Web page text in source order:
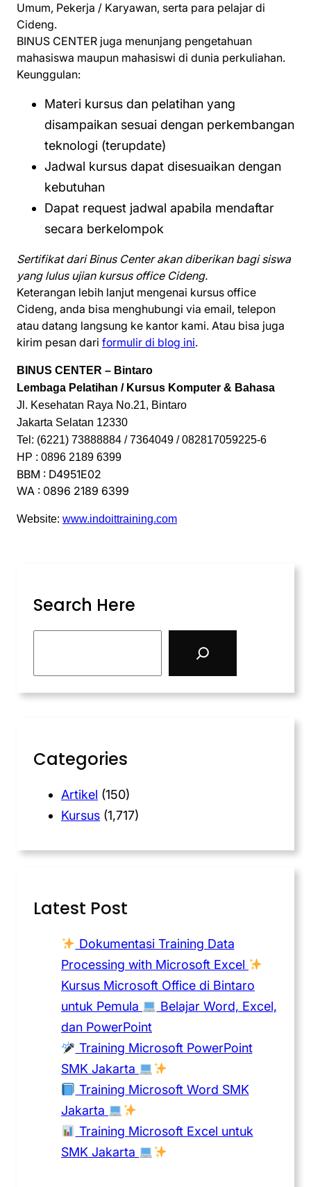
Umum, Pekerja / Karyawan, serta para pelajar di
Cideng.
BINUS CENTER juga menunjang pengetahuan
mahasiswa maupun mahasiswi di dunia perkuliahan.
Keunggulan:
Materi kursus dan pelatihan yang
disampaikan sesuai dengan perkembangan
teknologi (terupdate)
Jadwal kursus dapat disesuaikan dengan
kebutuhan
Dapat request jadwal apabila mendaftar
secara berkelompok
Sertifikat dari Binus Center akan diberikan bagi siswa
yang lulus ujian kursus office Cideng.
Keterangan lebih lanjut mengenai kursus office
Cideng, anda bisa menghubungi via email, telepon
atau datang langsung ke kantor kami. Atau bisa juga
kirim pesan dari formulir di blog ini.
BINUS CENTER – Bintaro
Lembaga Pelatihan / Kursus Komputer & Bahasa
Jl. Kesehatan Raya No.21, Bintaro
Jakarta Selatan 12330
Tel: (6221) 73888884 / 7364049 / 082817059225-6
HP : 0896 2189 6399
BBM : D4951E02
WA : 0896 2189 6399
Website: www.indoittraining.com
Search Here
Categories
Artikel (150)
Kursus (1,717)
Latest Post
Dokumentasi Training Data
Processing with Microsoft Excel
Kursus Microsoft Office di Bintaro
untuk Pemula
Belajar Word, Excel,
dan PowerPoint
Training Microsoft PowerPoint
SMK Jakarta
Training Microsoft Word SMK
Jakarta
Training Microsoft Excel untuk
SMK Jakarta